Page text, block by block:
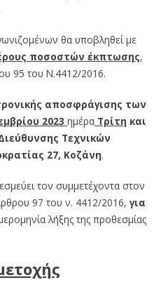
θα υποβληθεί με
ποσοστών έκπτωσης,
95 του Ν.4412/2016.
αποσφράγισης των
2023 ημέραΤρίτη και
Τεχνικών
27, Κοζάνη.
τον συμμετέχοντα στον
97 του ν. 4412/2016, για
λήξης της προθεσμίας